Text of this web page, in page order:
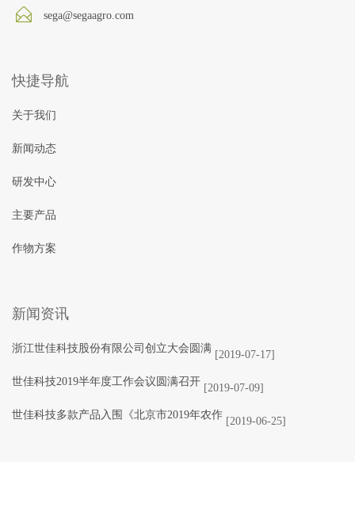
sega@segaagro.com
快捷导航
关于我们
新闻动态
研发中心
主要产品
作物方案
新闻资讯
浙江世佳科技股份有限公司创立大会圆满
[2019-07-17]
世佳科技2019半年度工作会议圆满召开
[2019-07-09]
世佳科技多款产品入围《北京市2019年农作
[2019-06-25]